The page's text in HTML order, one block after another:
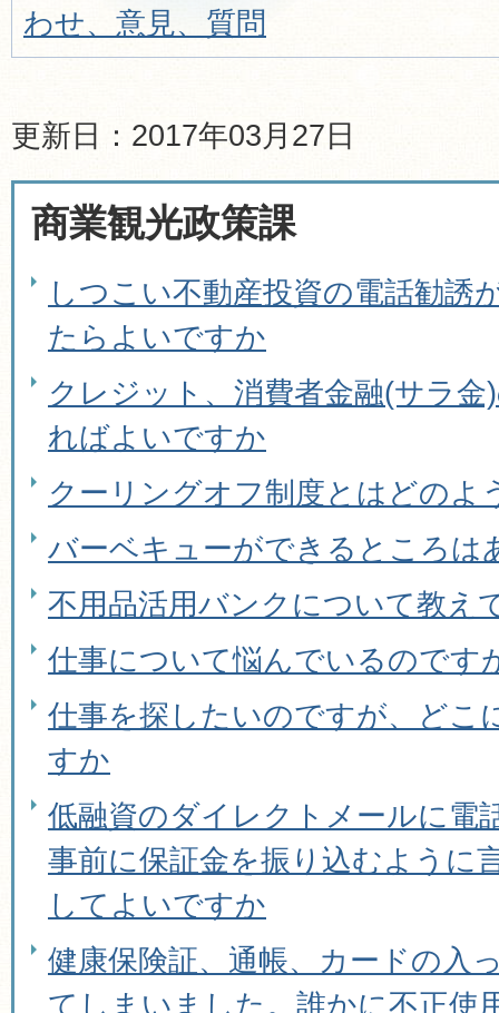
わせ、意見、質問
更新日：2017年03月27日
商業観光政策課
しつこい不動産投資の電話勧誘
たらよいですか
クレジット、消費者金融(サラ
ればよいですか
クーリングオフ制度とはどのよ
バーベキューができるところは
不用品活用バンクについて教え
仕事について悩んでいるのです
仕事を探したいのですが、どこ
すか
低融資のダイレクトメールに電
事前に保証金を振り込むように
してよいですか
健康保険証、通帳、カードの入
てしまいました。誰かに不正使